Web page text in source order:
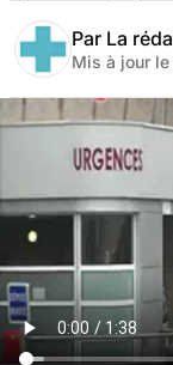
Par La
Mis à jour le